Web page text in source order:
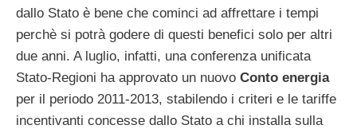
dallo Stato è bene che cominci ad affrettare i tempi
perchè si potrà godere di questi benefici solo per altri
due anni. A luglio, infatti, una conferenza unificata
Stato-Regioni ha approvato un nuovo Conto energia
per il periodo 2011-2013, stabilendo i criteri e le tariffe
incentivanti concesse dallo Stato a chi installa sulla